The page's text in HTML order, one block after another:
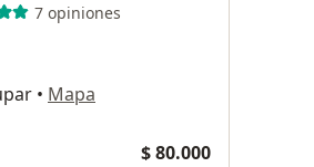
7 opiniones
• Mapa
$ 80.000